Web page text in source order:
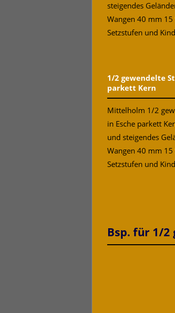
steigendes
Wangen 40 mm
Setzstufen und
1/2 gewendelte
parkett Kern
Mittelholm 1/2
in Esche parkett
und steigendes
Wangen 40 mm
Setzstufen und
Bsp. für 1/2
Sehr Online Shop